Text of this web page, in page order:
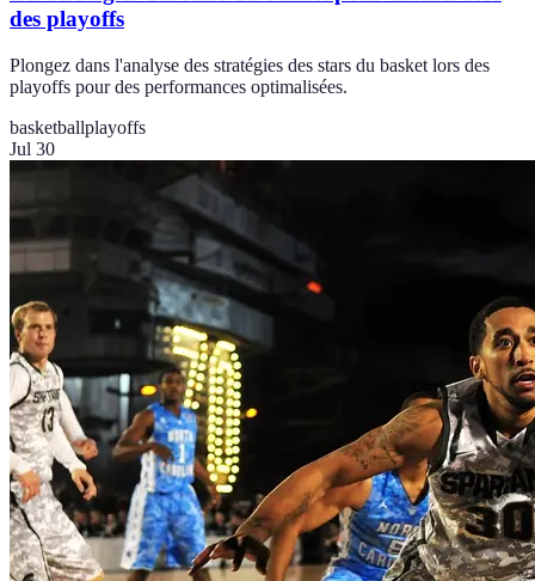
des playoffs
Plongez dans l'analyse des stratégies des stars du basket lors des
playoffs pour des performances optimalisées.
basketballplayoffs
Jul 30